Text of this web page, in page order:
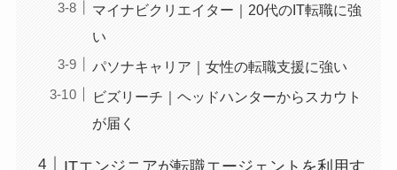
マイナビクリエイター｜20代のIT転職に強
い
パソナキャリア｜女性の転職支援に強い
ビズリーチ｜ヘッドハンターからスカウト
が届く